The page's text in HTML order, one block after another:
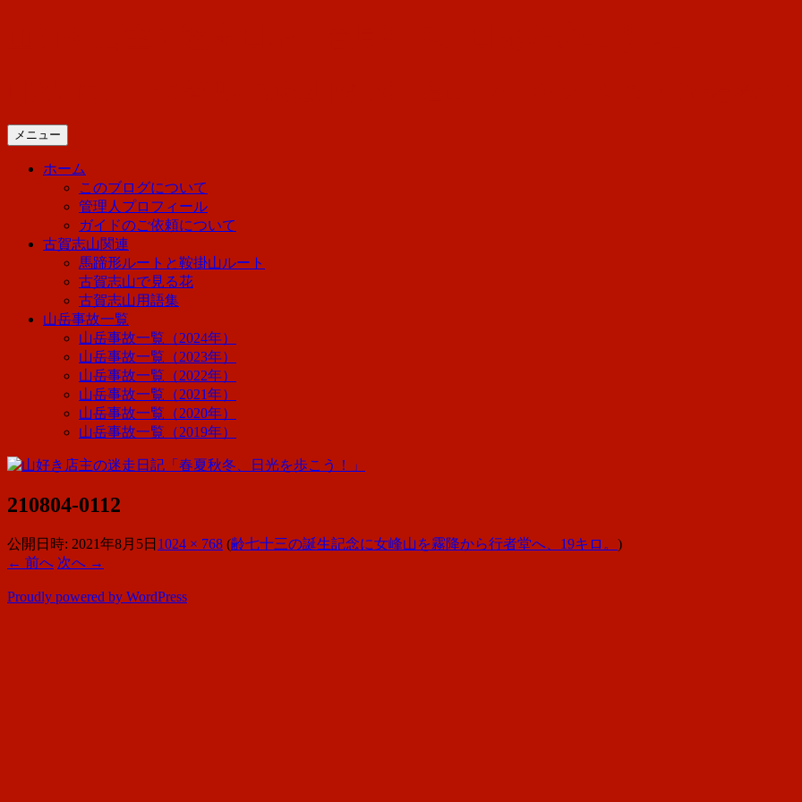
へ
スメニュー
ホーム
このブログについて
管理人プロフィール
ガイドのご依頼について
古賀志山関連
馬蹄形ルートと鞍掛山ルート
古賀志山で見る花
古賀志山用語集
山岳事故一覧
山岳事故一覧（2024年）
山岳事故一覧（2023年）
山岳事故一覧（2022年）
山岳事故一覧（2021年）
山岳事故一覧（2020年）
山岳事故一覧（2019年）
210804-0112
公開日時: 2021年8月5日 1024 × 768 (齢七十三の誕生記念に女峰山を霧降から行者堂へ、19キロ。 )
← 前へ 次へ →
Proudly powered by WordPress